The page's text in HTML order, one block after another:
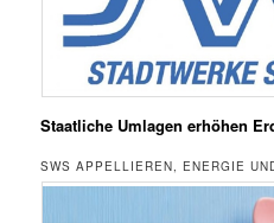
Staatliche Umlagen erhöhen
SWS APPELLIEREN, ENERGIE